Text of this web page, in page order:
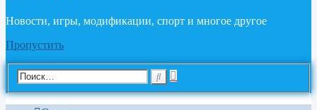
Новости, игры, модификации, спорт и многое другое
Пропустить
Расширенный